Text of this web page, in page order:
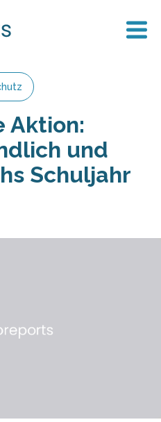
Aktion:
und
Schuljahr